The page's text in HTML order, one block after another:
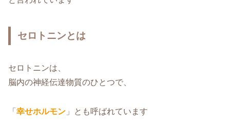
セロトニンとは
セロトニンは、
脳内の神経伝達物質のひとつで、
「 幸せホルモン 」とも呼ばれています